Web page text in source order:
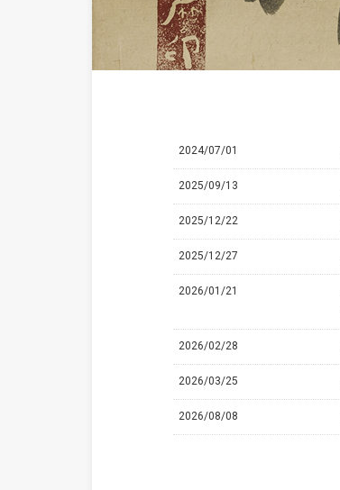
2024/07/01
2025/09/13
2025/12/22
2025/12/27
2026/01/21
2026/02/28
2026/03/25
2026/08/08